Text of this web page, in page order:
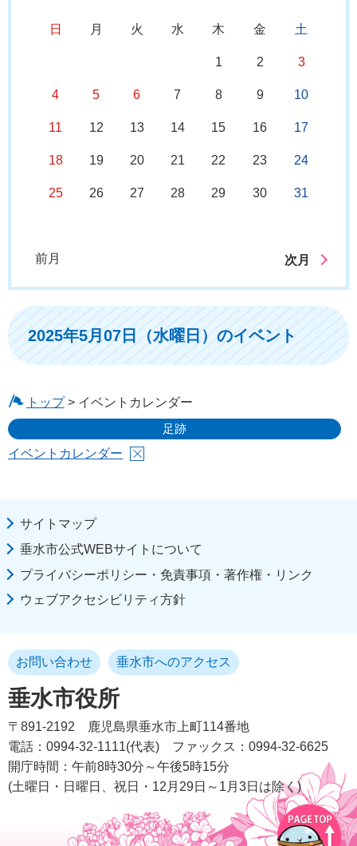
日 月 火 水 木 金 土
1 2 3
4 5 6 7 8 9 10
11 12 13 14 15 16 17
18 19 20 21 22 23 24
25 26 27 28 29 30 31
前月 次月
2025年5月07日（水曜日）のイベント
トップ> イベントカレンダー
足跡
イベントカレンダー
サイトマップ
垂水市公式WEBサイトについて
プライバシーポリシー・免責事項・著作権・リンク
ウェブアクセシビリティ方針
垂水市役所
お問い合わせ 垂水市へのアクセス
〒891-2192
鹿児島県垂水市上町114番地
電話：0994-32-1111(代表)
ファックス：0994-32-6625
開庁時間：午前8時30分～午後5時15分
(土曜日・日曜日、祝日・12月29日～1月3日は除く)